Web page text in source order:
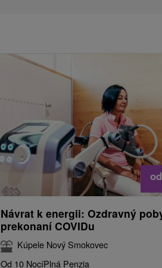
od
Návrat k energii: Ozdravný
prekonaní COVIDu
Kúpele Nový Smokovec
Od 10 NocíPlná Penzia